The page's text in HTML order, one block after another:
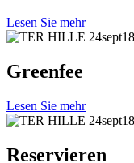
Lesen Sie mehr
Greenfee
Lesen Sie mehr
Reservieren